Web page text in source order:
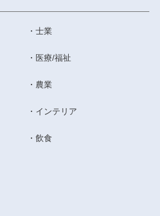
士業
医療/福祉
農業
インテリア
飲食